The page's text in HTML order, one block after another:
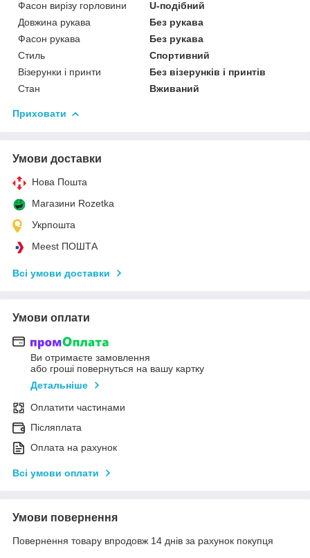
Фасон вирізу горловини
U-подібний
Довжина рукава
Без рукава
Фасон рукава
Без рукава
Стиль
Спортивний
Візерунки і принти
Без візерунків і принтів
Стан
Вживаний
Приховати
Умови доставки
Нова Пошта
Магазини Rozetka
Укрпошта
Meest ПОШТА
Всі умови доставки
Умови оплати
Ви отримаєте замовлення
або гроші повернуться на вашу картку
Детальніше
Оплатити частинами
Післяплата
Оплата на рахунок
Всі умови оплати
Умови повернення
Повернення товару впродовж 14 днів за рахунок покупця